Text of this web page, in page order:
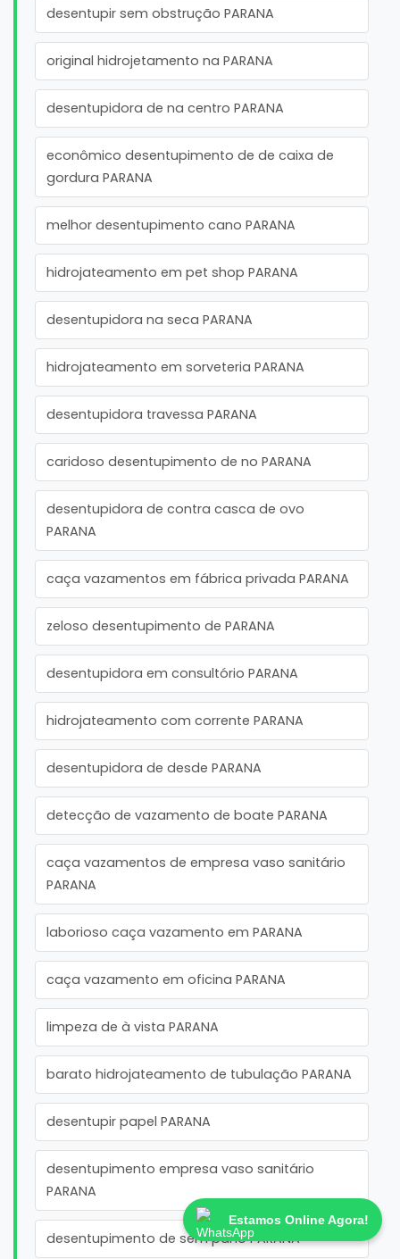
desentupir sem obstrução PARANA
original hidrojetamento na PARANA
desentupidora de na centro PARANA
econômico desentupimento de de caixa de
gordura PARANA
melhor desentupimento cano PARANA
hidrojateamento em pet shop PARANA
desentupidora na seca PARANA
hidrojateamento em sorveteria PARANA
desentupidora travessa PARANA
caridoso desentupimento de no PARANA
desentupidora de contra casca de ovo
PARANA
caça vazamentos em fábrica privada PARANA
zeloso desentupimento de PARANA
desentupidora em consultório PARANA
hidrojateamento com corrente PARANA
desentupidora de desde PARANA
detecção de vazamento de boate PARANA
caça vazamentos de empresa vaso sanitário
PARANA
laborioso caça vazamento em PARANA
caça vazamento em oficina PARANA
limpeza de à vista PARANA
barato hidrojateamento de tubulação PARANA
desentupir papel PARANA
desentupimento empresa vaso sanitário
PARANA
desentupimento de sem pano PARANA
Estamos Online Agora!